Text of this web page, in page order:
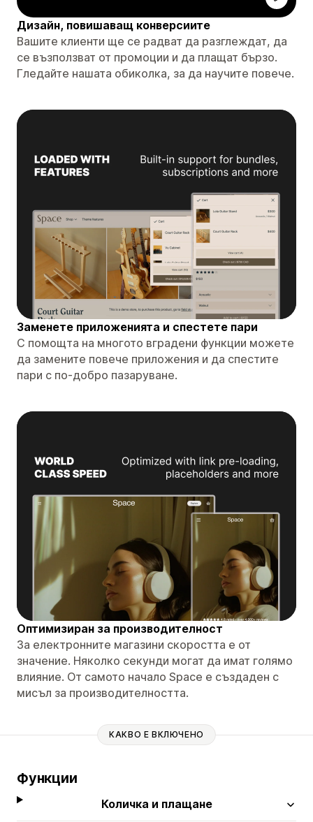
Дизайн, повишаващ конверсиите
Вашите клиенти ще се радват да разглеждат, да
се възползват от промоции и да плащат бързо.
Гледайте нашата обиколка, за да научите повече.
Заменете приложенията и спестете пари
С помощта на многото вградени функции можете
да замените повече приложения и да спестите
пари с по-добро пазаруване.
Оптимизиран за производителност
За електронните магазини скоростта е от
значение. Няколко секунди могат да имат голямо
влияние. От самото начало Space е създаден с
мисъл за производителността.
КАКВО Е ВКЛЮЧЕНО
Функции
Количка и плащане